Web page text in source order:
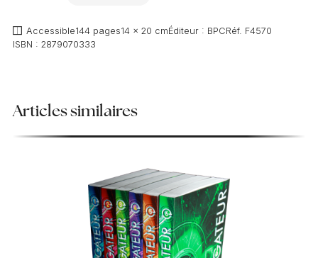
Accessible144 pages14 x 20 cmÉditeur : BPCRéf. F4570
ISBN : 2879070333
Articles similaires